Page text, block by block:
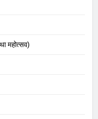
महोत्सव)